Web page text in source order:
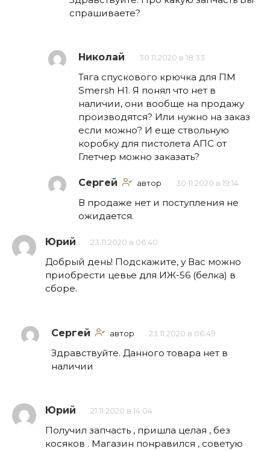
спрашиваете?
Николай 30.11.2020 в 18:33
Тяга спускового крючка для ПМ
Smersh H1. Я понял что нет в
наличии, они вообще на продажу
производятся? Или нужно на заказ
если можно? И еще ствольную
коробку для пистолета АПС от
Глетчер можно заказать?
Сергей автор 30.11.2020 в 19:14
В продаже нет и поступления не
ожидается.
Юрий 23.11.2020 в 06:40
Добрый день! Подскажите, у Вас можно
приобрести цевье для ИЖ-56 (белка) в
сборе.
Сергей автор 23.11.2020 в 06:49
Здравствуйте. Данного товара нет в
наличии
Юрий 21.11.2020 в 14:04
Получил запчасть , пришла целая , без
косяков . Магазин понравился , советую